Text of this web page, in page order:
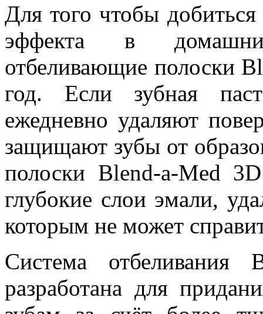
Для того чтобы
эффекта в
отбеливающие полоски
год. Если зубная
ежедневно удаляют
защищают зубы от
полоски Blend-a-Med
глубокие слои эмали,
которым не может
Система
разработана для